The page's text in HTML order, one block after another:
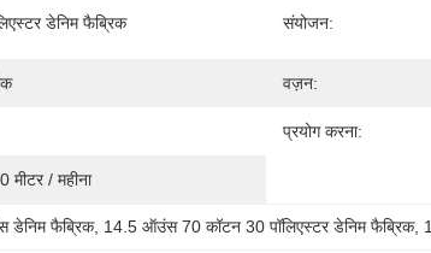
डेनिम फैब्रिक संयोजन:
वज़न:
प्रयोग करना:
मीटर / महीना
डेनिम फैब्रिक, 14.5 ऑउंस 70 कॉटन 30 पॉलिएस्टर डेनिम फैब्रिक,